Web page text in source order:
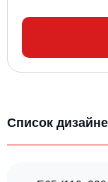
Список